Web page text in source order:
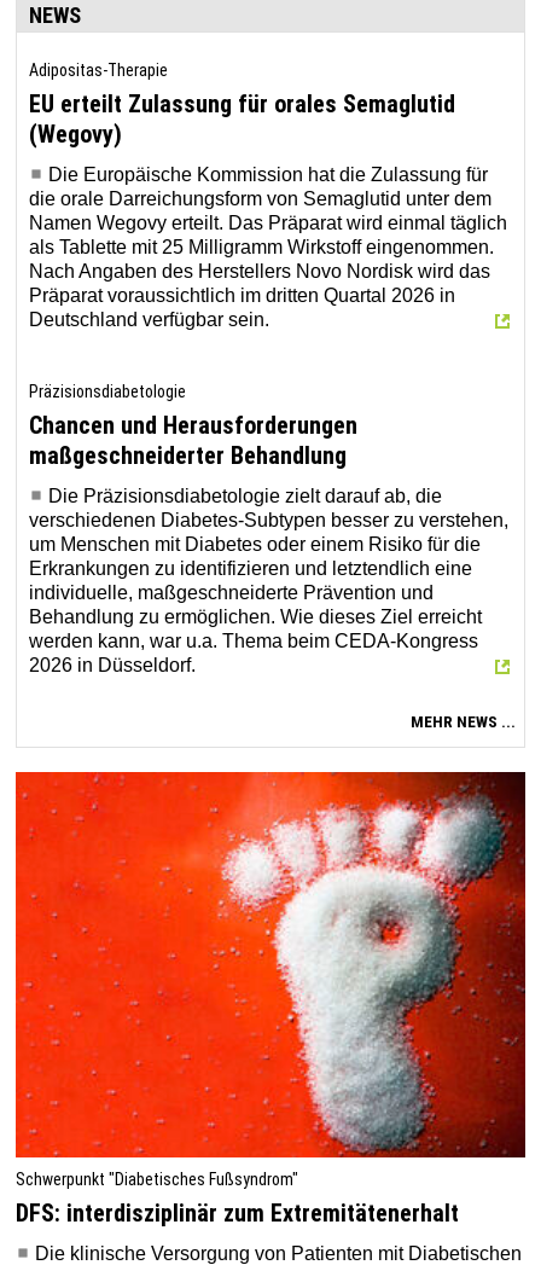
NEWS
Adipositas-Therapie
EU erteilt Zulassung für orales Semaglutid
(Wegovy)
Die Europäische Kommission hat die Zulassung für
die orale Darreichungsform von Semaglutid unter dem
Namen Wegovy erteilt. Das Präparat wird einmal täglich
als Tablette mit 25 Milligramm Wirkstoff eingenommen.
Nach Angaben des Herstellers Novo Nordisk wird das
Präparat voraussichtlich im dritten Quartal 2026 in
Deutschland verfügbar sein.
Präzisionsdiabetologie
Chancen und Herausforderungen
maßgeschneiderter Behandlung
Die Präzisionsdiabetologie zielt darauf ab, die
verschiedenen Diabetes-Subtypen besser zu verstehen,
um Menschen mit Diabetes oder einem Risiko für die
Erkrankungen zu identifizieren und letztendlich eine
individuelle, maßgeschneiderte Prävention und
Behandlung zu ermöglichen. Wie dieses Ziel erreicht
werden kann, war u.a. Thema beim CEDA-Kongress
2026 in Düsseldorf.
MEHR NEWS ...
Schwerpunkt "Diabetisches Fußsyndrom"
DFS: interdisziplinär zum Extremitätenerhalt
Die klinische Versorgung von Patienten mit Diabetischen